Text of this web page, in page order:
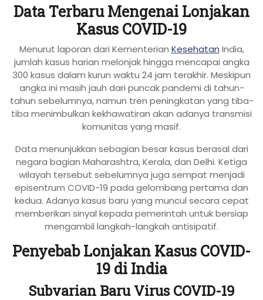
Data Terbaru Mengenai Lonjakan
Kasus COVID-19
Menurut laporan dari Kementerian Kesehatan India,
jumlah kasus harian melonjak hingga mencapai angka
300 kasus dalam kurun waktu 24 jam terakhir. Meskipun
angka ini masih jauh dari puncak pandemi di tahun-
tahun sebelumnya, namun tren peningkatan yang tiba-
tiba menimbulkan kekhawatiran akan adanya transmisi
komunitas yang masif.
Data menunjukkan sebagian besar kasus berasal dari
negara bagian Maharashtra, Kerala, dan Delhi. Ketiga
wilayah tersebut sebelumnya juga sempat menjadi
episentrum COVID-19 pada gelombang pertama dan
kedua. Adanya kasus baru yang muncul secara cepat
memberikan sinyal kepada pemerintah untuk bersiap
mengambil langkah-langkah antisipatif.
Penyebab Lonjakan Kasus COVID-
19 di India
Subvarian Baru Virus COVID-19